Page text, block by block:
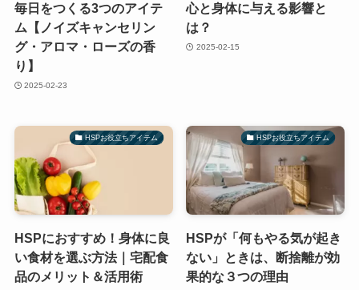
毎日をつくる3つのアイテ
ム【ノイズキャンセリン
グ・アロマ・ローズの香
り】
2025-02-23
心と身体に与える影響と
は？
2025-02-15
HSPお役立ちアイテム
HSPにおすすめ！身体に良
い食材を選ぶ方法｜宅配食
品のメリット＆活用術
HSPお役立ちアイテム
HSPが「何もやる気が起き
ない」ときは、断捨離が効
果的な３つの理由